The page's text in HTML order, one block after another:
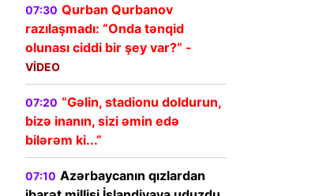
07:30 Qurban Qurbanov
razılaşmadı: “Onda tənqid
olunası ciddi bir şey var?” -
VİDEO
07:20 “Gəlin, stadionu doldurun,
bizə inanın, sizi əmin edə
bilərəm ki...”
07:10 Azərbaycanın qızlardan